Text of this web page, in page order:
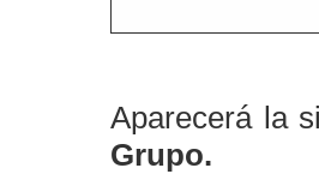
Aparecerá la
Grupo.